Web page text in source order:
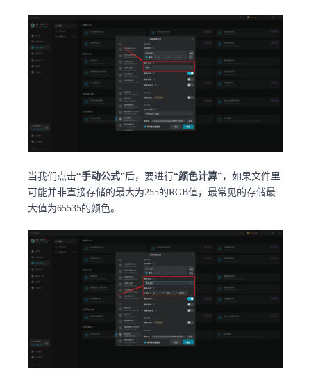
当我们点击“手动公式”后，要进行“颜色计算”，如果文件里
可能并非直接存储的最大为255的RGB值，最常见的存储最
大值为65535的颜色。